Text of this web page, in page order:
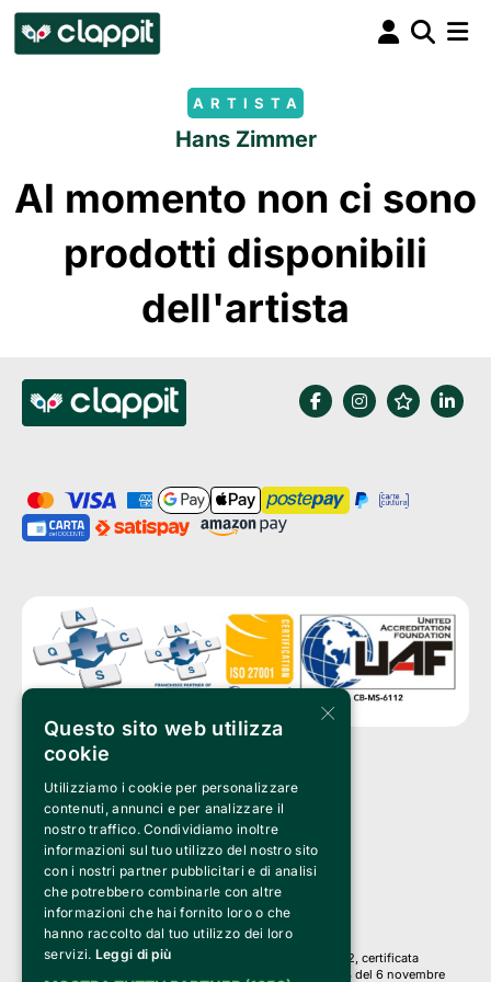
ARTISTA
Hans Zimmer
Al momento non ci sono
prodotti disponibili
dell'artista
Clappit è un marchio di proprietà di:
Bemils Srl
a Socio Unico
Via Fosse Ardeatine, 4 -20092 Cinisello Balsamo (MI)
PI 05589050961
Iscr. C.C.I.A.A. Milano R.E.A. 1833471
© 2010-2025 Bemils Srl - Tutti i diritti riservati
Credits:
Clappit è basato sulla piattaforma di biglietteria Belive 6.2, certificata
dall’Agenzia delle Entrate con protocollo n. 2025/445474 del 6 novembre
×
Questo sito web utilizza
cookie
Utilizziamo i cookie per personalizzare
contenuti, annunci e per analizzare il
nostro traffico. Condividiamo inoltre
informazioni sul tuo utilizzo del nostro sito
con i nostri partner pubblicitari e di analisi
che potrebbero combinarle con altre
informazioni che hai fornito loro o che
hanno raccolto dal tuo utilizzo dei loro
servizi. Leggi di più